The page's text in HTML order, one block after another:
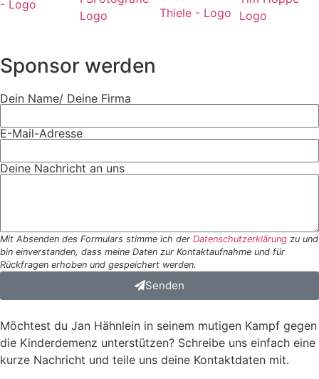
Sponsor werden
Dein Name/ Deine Firma
E-Mail-Adresse
Deine Nachricht an uns
Mit Absenden des Formulars stimme ich der Datenschutzerklärung zu und
bin einverstanden, dass meine Daten zur Kontaktaufnahme und für
Rückfragen erhoben und gespeichert werden.
Senden
Möchtest du Jan Hähnlein in seinem mutigen Kampf gegen
die Kinderdemenz unterstützen? Schreibe uns einfach eine
kurze Nachricht und teile uns deine Kontaktdaten mit.